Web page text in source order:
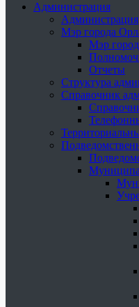
Администрация
Администрация
Мэр города
Мэр
Отчеты
Структура
Справочник